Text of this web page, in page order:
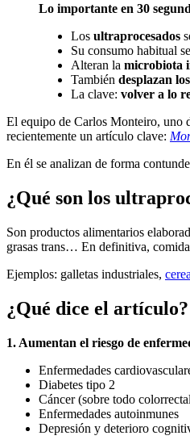
Lo importante en 30
Los ultraprocesados
Su consumo habitual
Alteran la microbiota
También desplazan
La clave: volver a lo
El equipo de Carlos Monteiro, uno
recientemente un artículo clave:
En él se analizan de forma
¿Qué son los
Son productos alimentarios
grasas trans… En definitiva,
Ejemplos: galletas industriales,
¿Qué dice el artículo?
1. Aumentan el riesgo de
Enfermedades
Diabetes tipo 2
Cáncer (sobre todo
Enfermedades autoinmunes
Depresión y deterioro